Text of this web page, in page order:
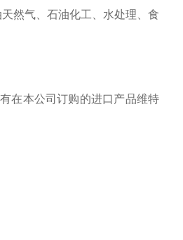
然气、石油化工、水处理、食
在本公司订购的进口产品维特